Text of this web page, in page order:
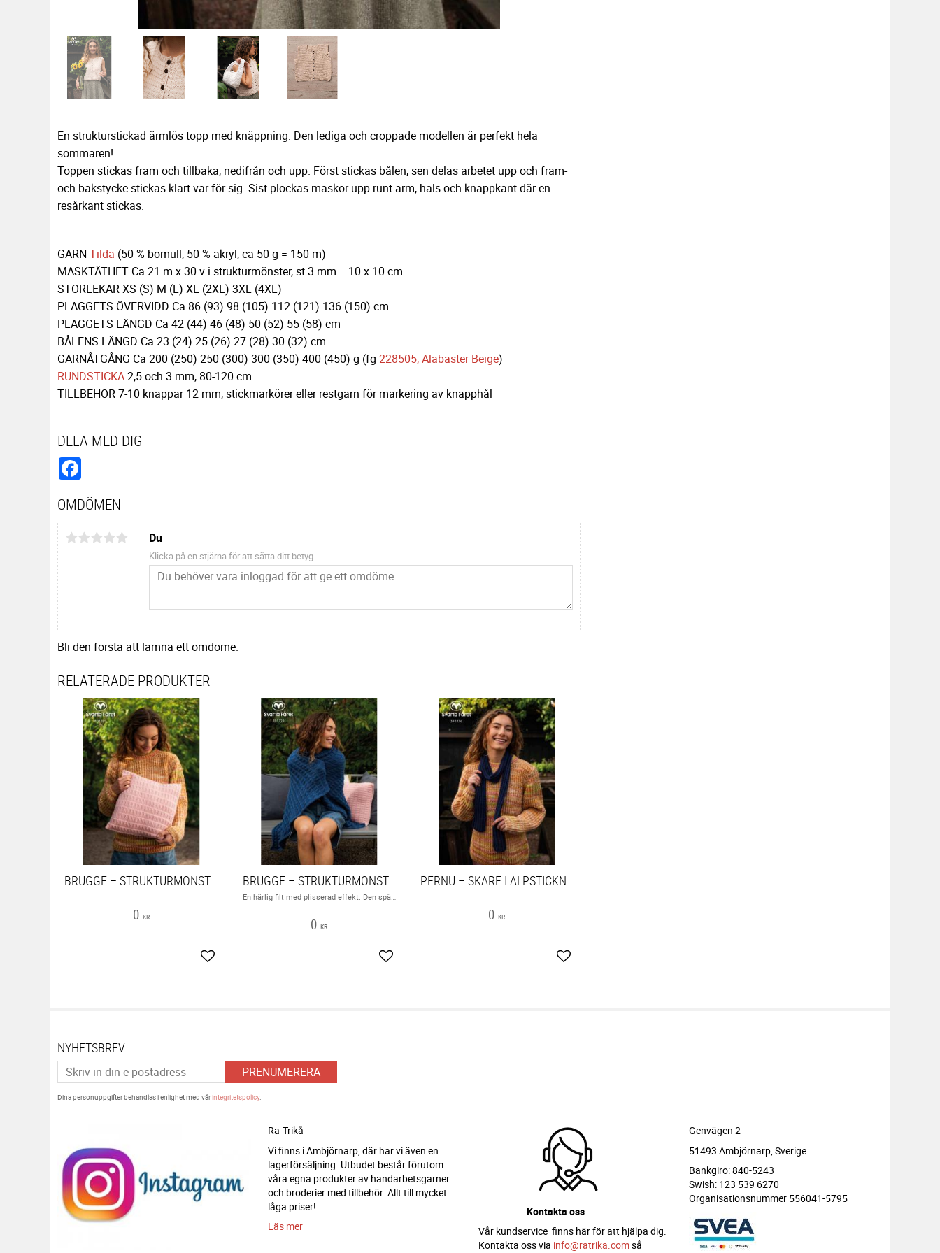
En strukturstickad ärmlös topp med knäppning. Den lediga och croppade modellen är perfekt hela
sommaren!
Toppen stickas fram och tillbaka, nedifrån och upp. Först stickas bålen, sen delas arbetet upp och fram-
och bakstycke stickas klart var för sig. Sist plockas maskor upp runt arm, hals och knappkant där en
resårkant stickas.
GARN Tilda (50 % bomull, 50 % akryl, ca 50 g = 150 m)
MASKTÄTHET Ca 21 m x 30 v i strukturmönster, st 3 mm = 10 x 10 cm
STORLEKAR XS (S) M (L) XL (2XL) 3XL (4XL)
PLAGGETS ÖVERVIDD Ca 86 (93) 98 (105) 112 (121) 136 (150) cm
PLAGGETS LÄNGD Ca 42 (44) 46 (48) 50 (52) 55 (58) cm
BÅLENS LÄNGD Ca 23 (24) 25 (26) 27 (28) 30 (32) cm
GARNÅTGÅNG Ca 200 (250) 250 (300) 300 (350) 400 (450) g (fg 228505, Alabaster Beige)
RUNDSTICKA2,5 och 3 mm, 80-120 cm
TILLBEHÖR 7-10 knappar 12 mm, stickmarkörer eller restgarn för markering av knapphål
DELA MED DIG
OMDÖMEN
Du
Klicka på en stjärna för att sätta ditt betyg
Bli den första att lämna ett omdöme.
RELATERADE PRODUKTER
BRUGGE – STRUKTURMÖNSTRAD KUDDE
0 KR
Lägg till i favoriter
BRUGGE – STRUKTURMÖNSTRAD BARNFILT
En härlig filt med plisserad effekt. Den spännande strukturen stickas helt i räta och aviga maskor.
0 KR
Lägg till i favoriter
PERNU – SKARF I ALPSTICKNING
0 KR
Lägg till i favoriter
NYHETSBREV
PRENUMERERA
Dina personuppgifter behandlas i enlighet med vårintegritetspolicy.
Ra-Trikå
Vi finns i Ambjörnarp, där har vi även en
lagerförsäljning. Utbudet består förutom
våra egna produkter av handarbetsgarner
och broderier med tillbehör. Allt till mycket
låga priser!
Läs mer
Kontakta oss
Vår kundservice finns här för att hjälpa dig.
Kontakta oss via info@ratrika.comså
Genvägen 2
51493 Ambjörnarp, Sverige
Bankgiro: 840-5243
Swish: 123 539 6270
Organisationsnummer 556041-5795